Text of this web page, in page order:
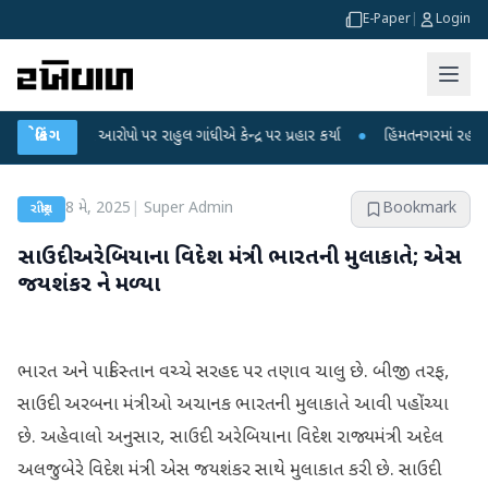
E-Paper Login
બ્રેકિંગ
આરોપો પર રાહુલ ગાંધીએ કેન્દ્ર પર પ્રહાર કર્યા ● હિંમતનગરમાં રહસ્યમય
રાષ્ટ્રીય 8 મે, 2025 Super Admin Bookmark
સાઉદી અરેબિયાના વિદેશ મંત્રી ભારતની મુલાકાતે; એસ
જયશંકર ને મળ્યા
ભારત અને પાકિસ્તાન વચ્ચે સરહદ પર તણાવ ચાલુ છે. બીજી તરફ,
સાઉદી અરબના મંત્રીઓ અચાનક ભારતની મુલાકાતે આવી પહોંચ્યા
છે. અહેવાલો અનુસાર, સાઉદી અરેબિયાના વિદેશ રાજ્યમંત્રી અદેલ
અલજુબેરે વિદેશ મંત્રી એસ જયશંકર સાથે મુલાકાત કરી છે. સાઉદી